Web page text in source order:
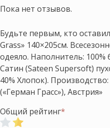
Пока нет отзывов.
Будьте первым, кто
Grass» 140×205см.
одеяло. Наполнитель: 100%
Сатин (Sateen Supersoft)
40% Хлопок).
(«Герман Грасс»), Австрия»
Общий рейтинг*